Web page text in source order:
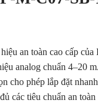
an toàn cao cấp
analog chuẩn
cho phép lắp đặt
các tiêu chuẩn an